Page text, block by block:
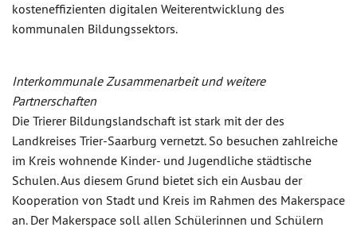
kosteneffizienten digitalen Weiterentwicklung des
kommunalen Bildungssektors.
Interkommunale Zusammenarbeit und weitere
Partnerschaften
Die Trierer Bildungslandschaft ist stark mit der des
Landkreises Trier-Saarburg vernetzt. So besuchen zahlreiche
im Kreis wohnende Kinder- und Jugendliche städtische
Schulen. Aus diesem Grund bietet sich ein Ausbau der
Kooperation von Stadt und Kreis im Rahmen des Makerspace
an. Der Makerspace soll allen Schülerinnen und Schülern